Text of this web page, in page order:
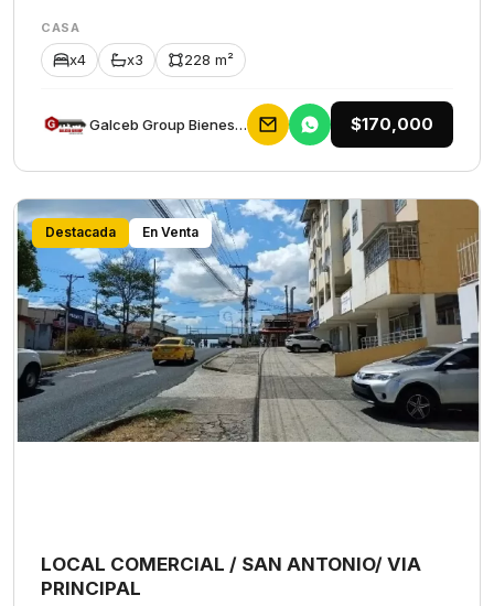
CASA
x4 x3 228 m²
Galceb Group Bienes Raices $170,000
Destacada En Venta
LOCAL COMERCIAL / SAN ANTONIO/ VIA
PRINCIPAL